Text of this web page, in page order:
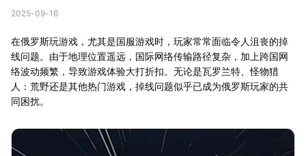
2025-09-16
在俄罗斯玩游戏，尤其是国服游戏时，玩家常常面临令人沮丧的掉
线问题。由于地理位置遥远，国际网络传输路径复杂，加上跨国网
络波动频繁，导致游戏体验大打折扣。无论是瓦罗兰特、怪物猎
人：荒野还是其他热门游戏，掉线问题似乎已成为俄罗斯玩家的共
同困扰。